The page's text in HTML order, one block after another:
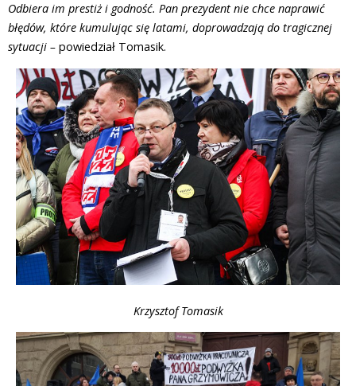
Odbiera im prestiż i godność. Pan prezydent nie chce naprawić
błędów, które kumulując się latami, doprowadzają do tragicznej
sytuacji – powiedział Tomasik.
Krzysztof Tomasik